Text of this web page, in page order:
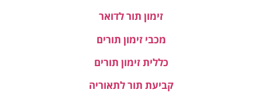
זימון תור לדואר
מכבי זימון תורים
כללית זימון תורים
קביעת תור לתאוריה